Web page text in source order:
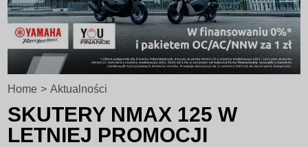
Home > Aktualności
SKUTERY NMAX 125 W
LETNIEJ PROMOCJI